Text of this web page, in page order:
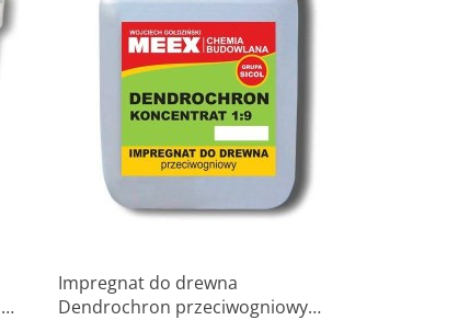
Produkt niedostępny
Impregnat do drewna
Dendrochron przeciwogniowy